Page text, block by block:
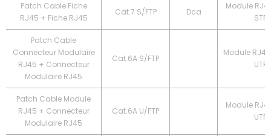
Patch Cable Fiche
RJ45 + Fiche RJ45
Cat.7 S/FTP Dca
Module
STP
Patch Cable
Connecteur Modulaire
RJ45 + Connecteur
Modulaire RJ45
Cat.6A S/FTP
Module
UTP
Patch Cable Module
RJ45 + Connecteur
Modulaire RJ45
Cat.6A U/FTP
Module
UTP